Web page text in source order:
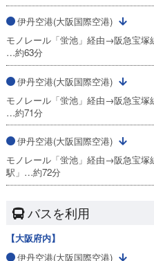
伊丹空港(大阪国際空港)
モノレール「蛍池」経由→阪急宝塚
…約63分
伊丹空港(大阪国際空港)
モノレール「蛍池」経由→阪急宝塚
…約71分
伊丹空港(大阪国際空港)
モノレール「蛍池」経由→阪急宝
駅」…約72分
バスを利用
【大阪府内】
伊丹空港(大阪国際空港)